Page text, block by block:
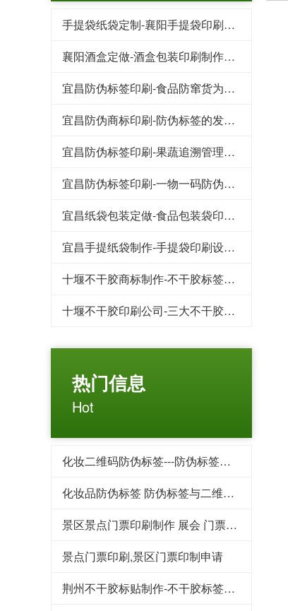
手提袋纸袋定制-襄阳手提袋印刷需要了解的几个要点
襄阳酒盒定做-酒盒包装印刷制作标准
宜昌防伪标签印刷-食品防窜货为企业带来的好处
宜昌防伪商标印刷-防伪标签的发展趋势
宜昌防伪标签印刷-果蔬追溯管理系统保证食物品质
宜昌防伪标签印刷-一物一码防伪标签带给企业的收益
宜昌纸袋包装定做-食品包装袋印刷需要注意的三个细节
宜昌手提纸袋制作-手提袋印刷设计崇尚简洁风
十堰不干胶商标制作-不干胶标签在轮胎行业的应用及其发展
十堰不干胶印刷公司-​三大不干胶标签防水防潮小技巧
热门信息
Hot
化妆二维码防伪标签---防伪标签后期方案制作
化妆品防伪标签 防伪标签与二维码标签相比优势对比
景区景点门票印刷制作 展会 门票印刷 入场券印刷
景点门票印刷,景区门票印制申请
荆州不干胶标贴制作-不干胶标签印刷的用途为什么这么广泛